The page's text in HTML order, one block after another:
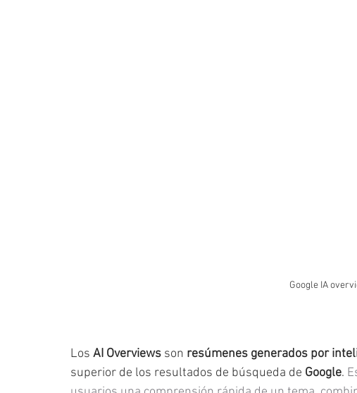
Google IA
Los AI Overviews son resúmenes generados por
superior de los resultados de búsqueda de Google.